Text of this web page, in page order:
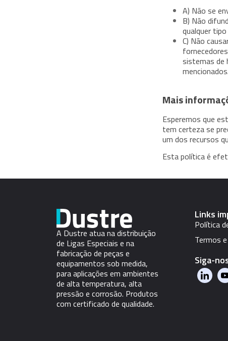
A) Não se
B) Não
qualquer
C) Não
sistemas de
mencionados.
Mais
Esperemos que
tem certeza se
um dos recursos
Esta política é
A Dustre atua na distribuição
de Ligas Especiais e na
fabricação de peças e
equipamentos sob medida,
para aplicações em ambientes
de alta temperatura, alta
pressão e corrosão. Produtos
com certificado de qualidade.
Links
Política
Termos
Siga-